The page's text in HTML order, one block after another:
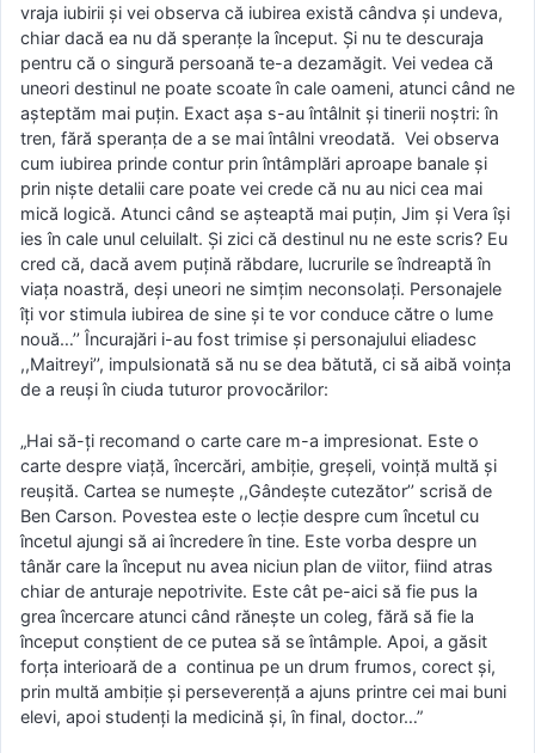
vraja iubirii și vei observa că iubirea există cândva și undeva,
chiar dacă ea nu dă speranțe la început. Și nu te descuraja
pentru că o singură persoană te-a dezamăgit. Vei vedea că
uneori destinul ne poate scoate în cale oameni, atunci când ne
așteptăm mai puțin. Exact așa s-au întâlnit și tinerii noștri: în
tren, fără speranța de a se mai întâlni vreodată. Vei observa
cum iubirea prinde contur prin întâmplări aproape banale și
prin niște detalii care poate vei crede că nu au nici cea mai
mică logică. Atunci când se așteaptă mai puțin, Jim și Vera își
ies în cale unul celuilalt. Și zici că destinul nu ne este scris? Eu
cred că, dacă avem puțină răbdare, lucrurile se îndreaptă în
viața noastră, deși uneori ne simțim neconsolați. Personajele
îți vor stimula iubirea de sine și te vor conduce către o lume
nouă…’’ Încurajări i-au fost trimise și personajului eliadesc
,,Maitreyi’’, impulsionată să nu se dea bătută, ci să aibă voința
de a reuși în ciuda tuturor provocărilor:
„Hai să-ți recomand o carte care m-a impresionat. Este o
carte despre viață, încercări, ambiție, greșeli, voință multă și
reușită. Cartea se numește ,,Gândește cutezător’’ scrisă de
Ben Carson. Povestea este o lecție despre cum încetul cu
încetul ajungi să ai încredere în tine. Este vorba despre un
tânăr care la început nu avea niciun plan de viitor, fiind atras
chiar de anturaje nepotrivite. Este cât pe-aici să fie pus la
grea încercare atunci când rănește un coleg, fără să fie la
început conștient de ce putea să se întâmple. Apoi, a găsit
forța interioară de a continua pe un drum frumos, corect și,
prin multă ambiție și perseverență a ajuns printre cei mai buni
elevi, apoi studenți la medicină și, în final, doctor…”